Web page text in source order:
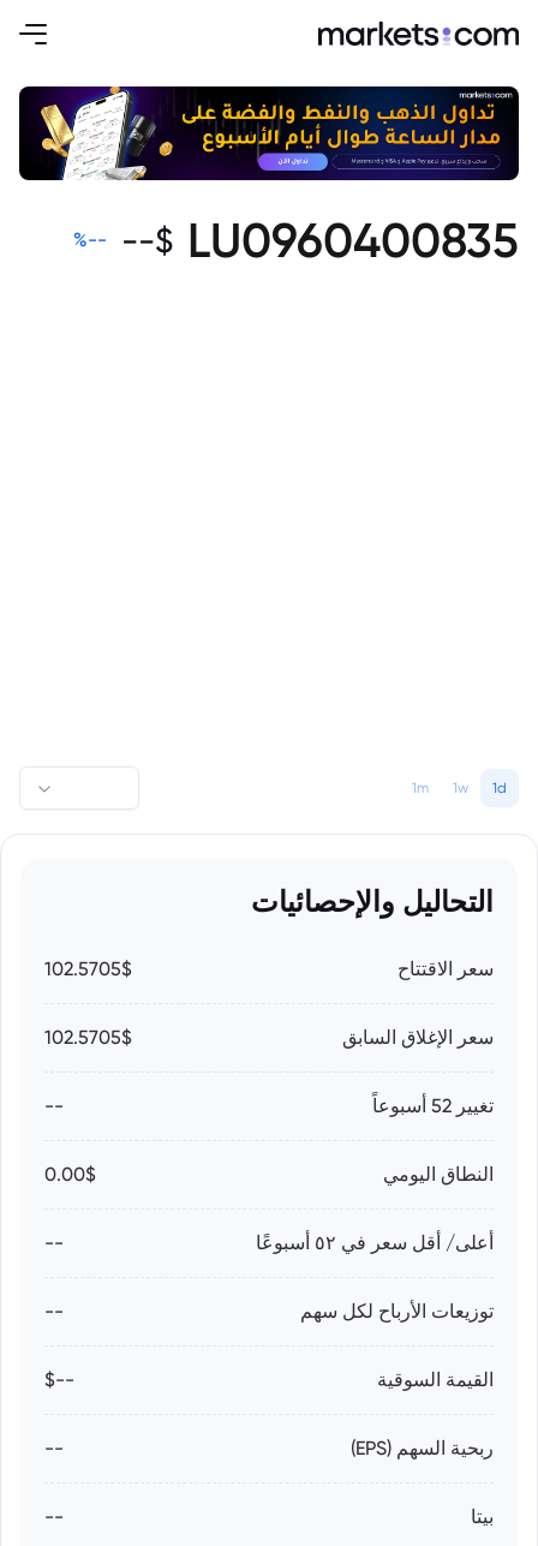
LU0960400835
$
--
--
%
1d
1w
1m
التحاليل والإحصائيات
سعر الاقتتاح 102.5705$
سعر الإغلاق السابق 102.5705$
تغيير 52 أسبوعاً --
النطاق اليومي 0.00$
أعلى/ أقل سعر في ٥٢ أسبوعًا --
توزيعات الأرباح لكل سهم --
القيمة السوقية --$
ربحية السهم (EPS) --
بيتا --